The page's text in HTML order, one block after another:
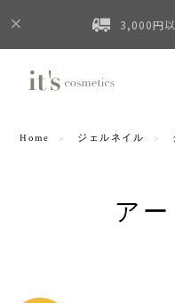
3,000円
Home ジェルネイル
ア